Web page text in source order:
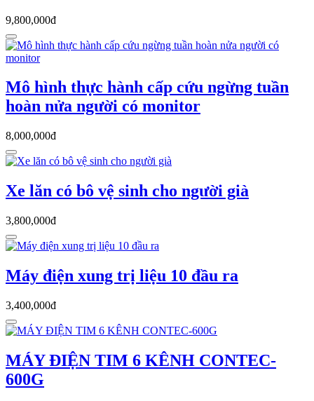
9,800,000đ
Mô hình thực hành cấp cứu ngừng tuần
hoàn nửa người có monitor
8,000,000đ
Xe lăn có bô vệ sinh cho người già
3,800,000đ
Máy điện xung trị liệu 10 đầu ra
3,400,000đ
MÁY ĐIỆN TIM 6 KÊNH CONTEC-
600G